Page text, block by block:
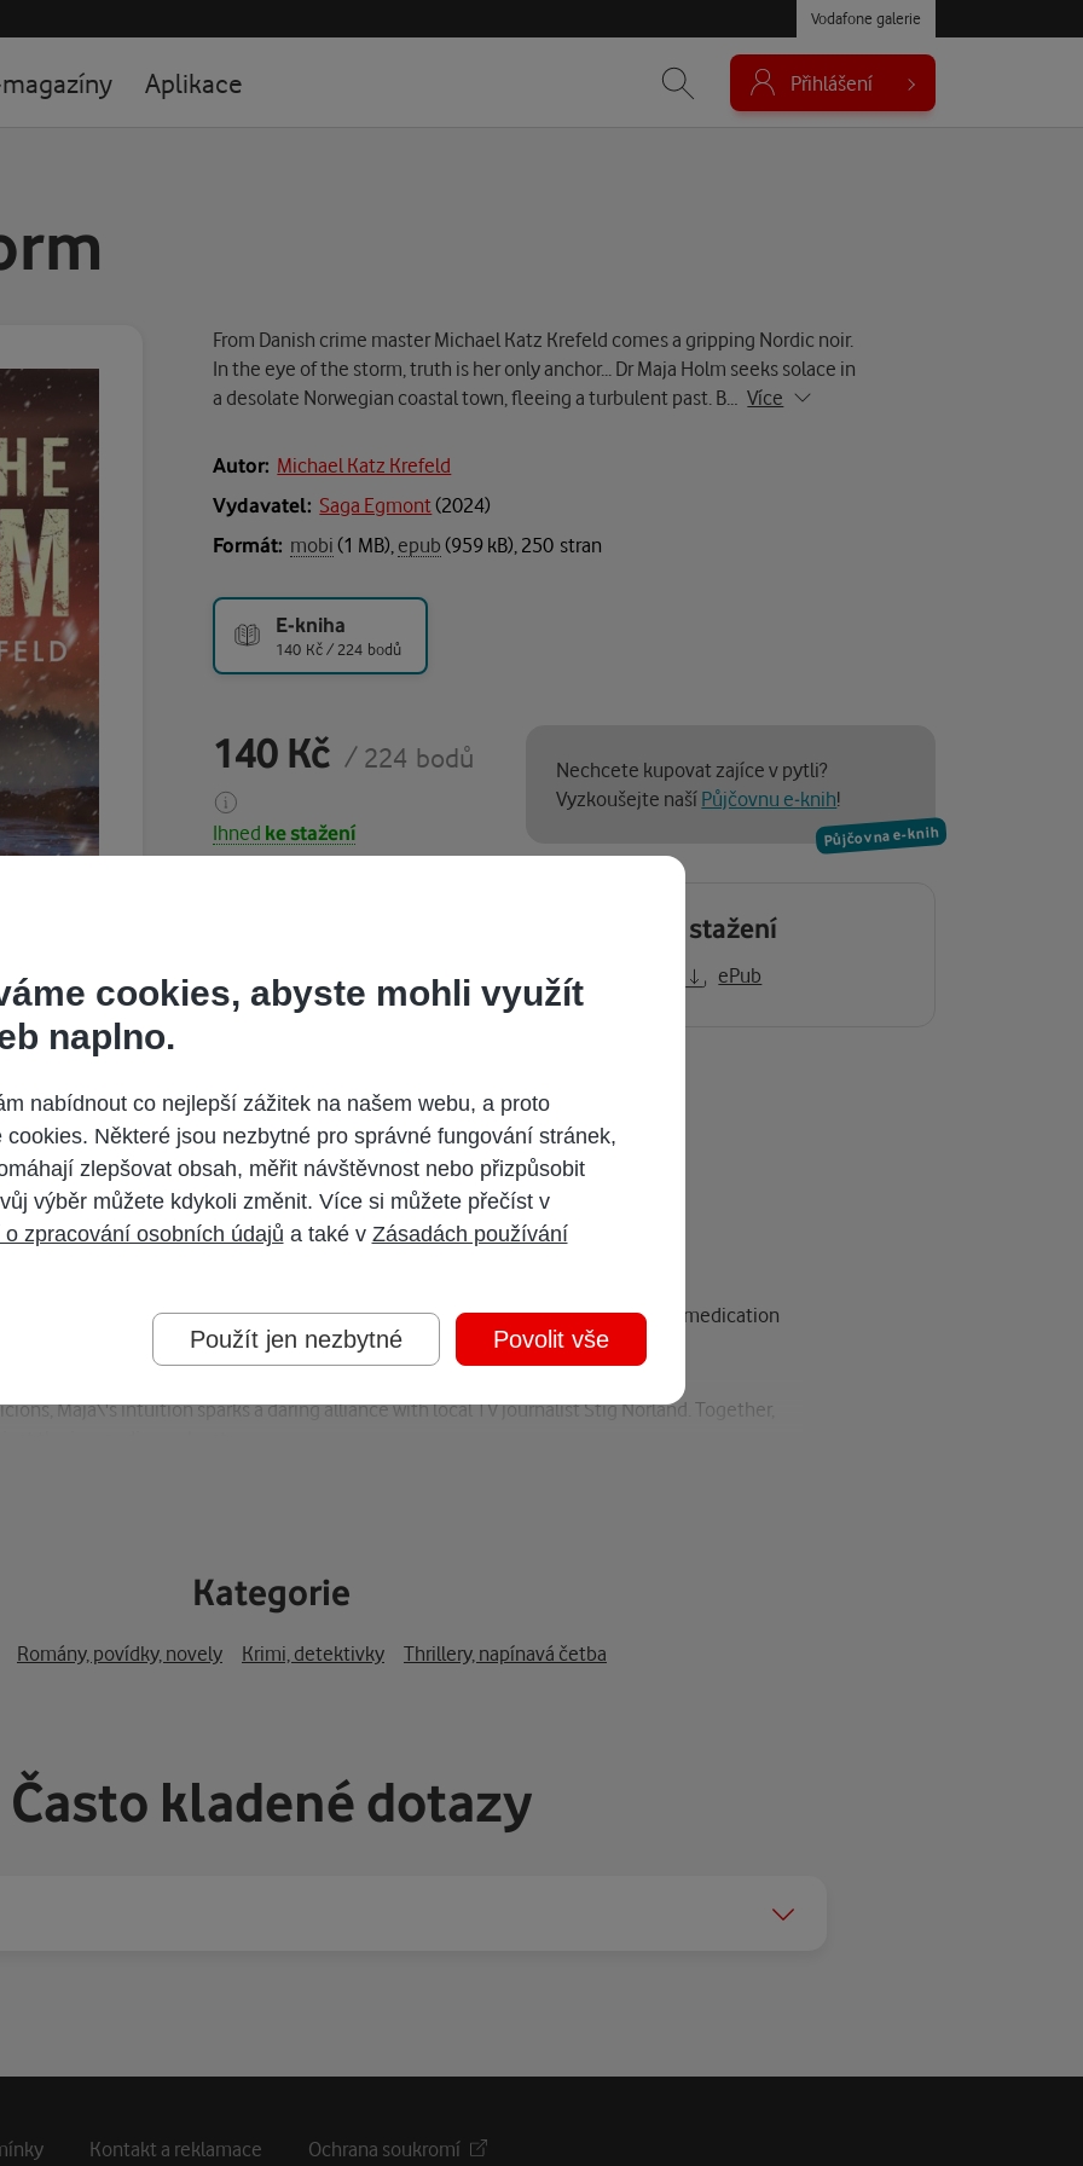
Vodafone galerie
magazíny Aplikace Přihlášení
From Danish crime master Michael Katz Krefeld comes a gripping Nordic noir.
In the eye of the storm, truth is her only anchor... Dr Maja Holm seeks solace in
a desolate Norwegian coastal town, fleeing a turbulent past. B…Více
Autor: Michael Katz Krefeld
Vydavatel: Saga Egmont(2024)
Formát: mobi(1 MB), epub(959 kB), 250 stran
E-kniha
140 Kč / 224 bodů
140 Kč / 224 bodů
Ihned ke stažení Půjčovna e-knih
Nechcete kupovat zajíce v pytli?
Vyzkoušejte našíPůjčovnu e-knih!
Ukázka ke stažení
ePub
a gripping Nordic noir.
coastal town, fleeing a turbulent past. But as her gruelling work hours and self-medication
Maja\'s intuition sparks a daring alliance with local TV journalist Stig Norland. Together,
the impending polar storm.
gripping action, and nerve-wracking psychological tension.\" - Kirkus Reviews
read Danish crime authors whose critically acclaimed books have been awarded several crime
Kategorie
Romány, povídky, novely Krimi, detektivky Thrillery, napínavá četba
Často kladené dotazy
Kontakt a reklamace Ochrana soukromí
cookies, abyste mohli využít
naplno.
nabídnout co nejlepší zážitek na našem webu, a proto
cookies. Některé jsou nezbytné pro správné fungování stránek,
zlepšovat obsah, měřit návštěvnost nebo přizpůsobit
výběr můžete kdykoli změnit. Více si můžete přečíst v
o zpracování osobních údajů a také v Zásadách používání
Použít jen nezbytné Povolit vše